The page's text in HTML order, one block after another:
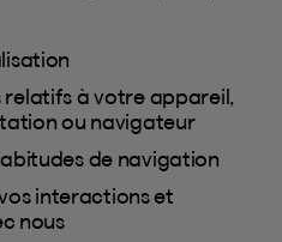
relatifs à votre appareil,
ou navigateur
de navigation
interactions et
nous